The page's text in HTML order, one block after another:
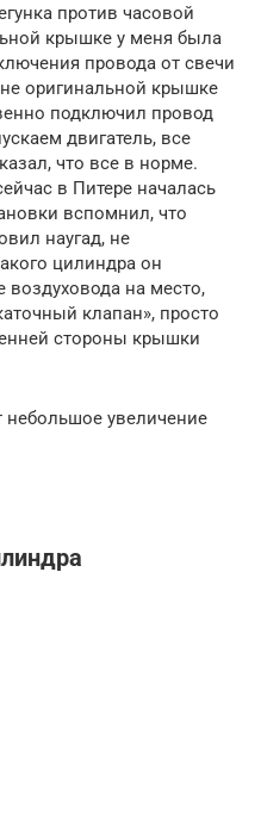
против часовой
крышке у меня была
провода от свечи
оригинальной крышке
подключил провод
двигатель, все
что все в норме.
в Питере началась
вспомнил, что
наугад, не
цилиндра он
воздуховода на место,
клапан», просто
стороны крышки
увеличение